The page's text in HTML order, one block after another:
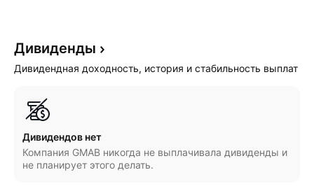
Дивиденды
Дивидендная доходность, история и стабильность выплат
Дивидендов нет
Компания GMAB никогда не выплачивала дивиденды и
не планирует этого делать.